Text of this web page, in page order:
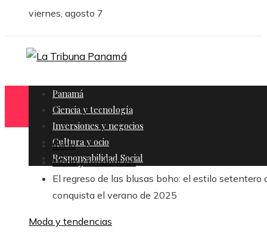
viernes, agosto 7
Panamá
Ciencia y tecnología
Inversiones y negocios
Cultura y ocio
Responsabilidad Social
Inicio
Moda y tendencias
El regreso de las blusas boho: el estilo setentero
conquista el verano de 2025
Moda y tendencias